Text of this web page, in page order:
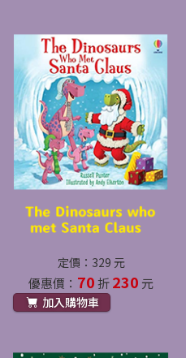
定價：329 元
優惠價： 70折230 元
加入購物車